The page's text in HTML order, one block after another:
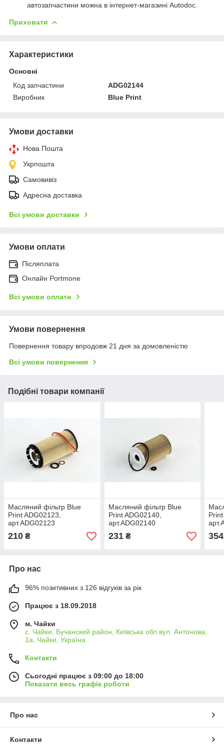
автозапчастини можна в інтернет-магазині Autodoc.
Приховати
Характеристики
Основні
Код запчастини
ADG02144
Виробник
Blue Print
Умови доставки
Нова Пошта
Укрпошта
Самовивіз
Адресна доставка
Всі умови доставки
Умови оплати
Післяплата
Онлайн Portmone
Всі умови оплати
Умови повернення
Повернення товару впродовж 21 дня за домовленістю
Всі умови повернення
Подібні товари компанії
Масляний фільтр Blue
Print ADG02123,
арт.ADG02123
210 ₴
Масляний фільтр Blue
Print ADG02140,
арт.ADG02140
231₴ 354
Про нас
96% позитивних з 126 відгуків за рік
Працює з 18.09.2018
м. Чайки
с. Чайки, Бучанский район, Київська обл вул. Антонова,
1а, Чайки, Україна
Контакти
Сьогодні працює з 09:00 до 18:00
Показати весь графік роботи
Про нас
Контакти